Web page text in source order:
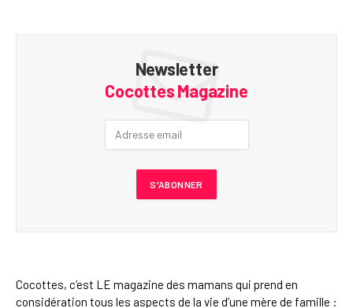
Newsletter
Cocottes Magazine
Cocottes, c’est LE magazine des mamans qui prend en
considération tous les aspects de la vie d’une mère de famille :